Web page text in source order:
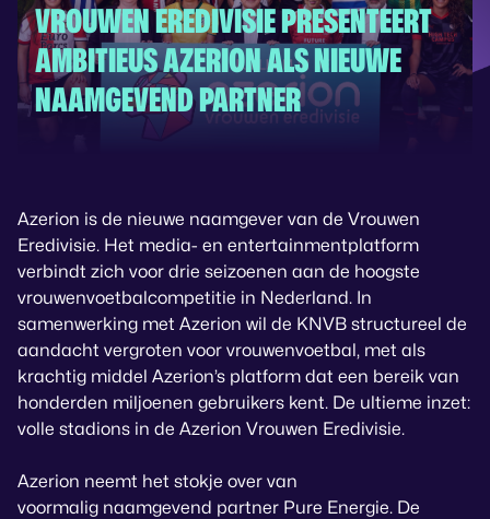
VROUWEN EREDIVISIE PRESENTEERT
AMBITIEUS AZERION ALS NIEUWE
NAAMGEVEND PARTNER
Azerion is de nieuwe naamgever van de Vrouwen
Eredivisie. Het media- en entertainmentplatform
verbindt zich voor drie seizoenen aan de hoogste
vrouwenvoetbalcompetitie in Nederland. In
samenwerking met Azerion wil de KNVB structureel de
aandacht vergroten voor vrouwenvoetbal, met als
krachtig middel Azerion’s platform dat een bereik van
honderden miljoenen gebruikers kent. De ultieme inzet:
volle stadions in de Azerion Vrouwen Eredivisie.
Azerion neemt het stokje over van
voormalig naamgevend partner Pure Energie. De